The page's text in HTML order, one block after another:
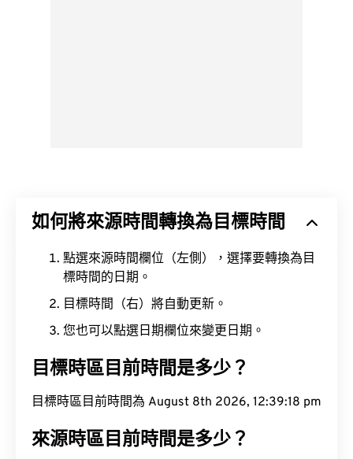
如何將來源時間轉換為目標時間
點選來源時間欄位（左側），選擇要轉換為目
標時間的日期。
目標時間（右）將自動更新。
您也可以點選日期欄位來變更日期。
目標時區目前時間是多少？
目標時區目前時間為 August 8th 2026, 12:39:19 pm
來源時區目前時間是多少？